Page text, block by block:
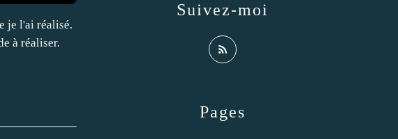
je l'ai réalisé.
à réaliser.
Pages
Suivez-moi